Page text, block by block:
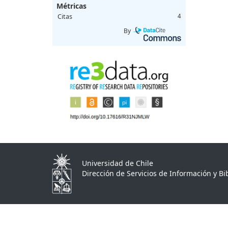
Métricas
Citas 4
By
Universidad de Chile
Dirección de Servicios de Información y